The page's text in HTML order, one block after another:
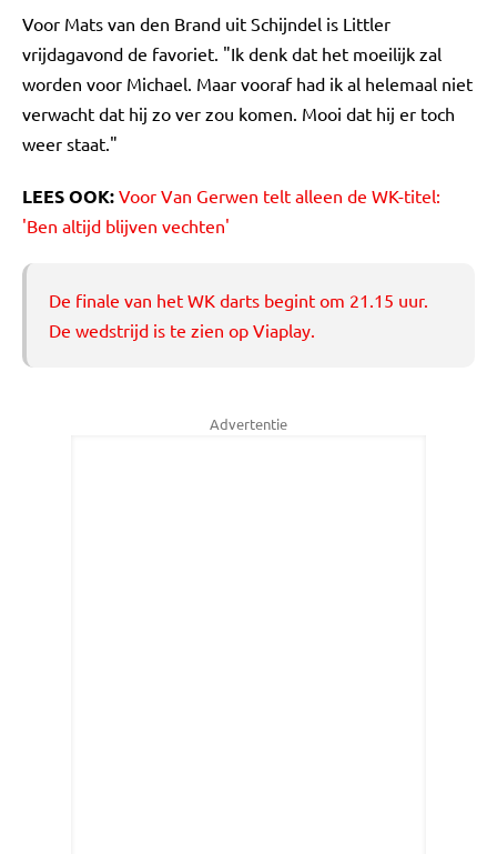
Voor Mats van den Brand uit Schijndel is Littler
vrijdagavond de favoriet. "Ik denk dat het moeilijk zal
worden voor Michael. Maar vooraf had ik al helemaal niet
verwacht dat hij zo ver zou komen. Mooi dat hij er toch
weer staat."
LEES OOK: Voor Van Gerwen telt alleen de WK-titel:
'Ben altijd blijven vechten'
De finale van het WK darts begint om 21.15 uur.
De wedstrijd is te zien op Viaplay.
Advertentie